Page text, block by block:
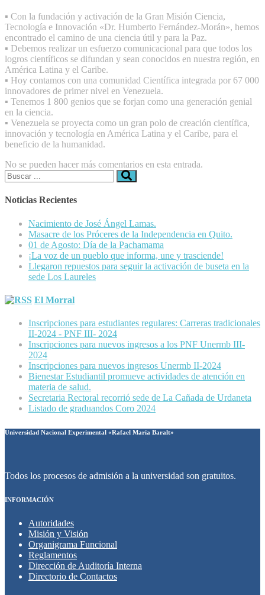
▪️ Con la fundación y activación de la Gran Misión Ciencia,
Tecnología e Innovación «Dr. Humberto Fernández-Morán», hemos
encontrado el camino de una ciencia útil y para la Paz.
▪️ Debemos realizar un esfuerzo comunicacional para que todos los
logros científicos se difundan y sean conocidos en nuestra región, en
América Latina y el Caribe.
▪️ Hoy contamos con una comunidad Científica integrada por 67 000
innovadores de primer nivel en Venezuela.
▪️ Tenemos 1 800 genios que se forjan como una generación genial
en la ciencia.
▪️ Venezuela se proyecta como un gran polo de creación científica,
innovación y tecnología en América Latina y el Caribe, para el
beneficio de la humanidad.
No se pueden hacer más comentarios en esta entrada.
Buscar:
Noticias Recientes
Nacimiento de José Ángel Lamas.
Masacre de los Próceres de la Independencia en Quito.
01 de Agosto: Día de la Pachamama
¡La voz de un pueblo que informa, une y trasciende!
Llegaron repuestos para seguir la activación de buseta en la
sede Los Laureles
El Morral
Inscripciones para estudiantes regulares: Carreras tradicionales
II-2024 - PNF III- 2024
Inscripciones para nuevos ingresos a los PNF Unermb III-
2024
Inscripciones para nuevos ingresos Unermb II-2024
Bienestar Estudiantil promueve actividades de atención en
materia de salud.
Secretaria Rectoral recorrió sede de La Cañada de Urdaneta
Listado de graduandos Coro 2024
Universidad Nacional Experimental «Rafael María Baralt»
Todos los procesos de admisión a la universidad son gratuitos.
INFORMACIÓN
Autoridades
Misión y Visión
Organigrama Funcional
Reglamentos
Dirección de Auditoría Interna
Directorio de Contactos